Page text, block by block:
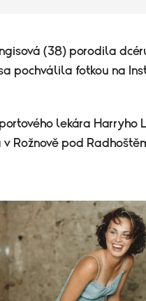
(38) porodila
pochválila fotkou na
lekára Harryho
v Rožnově pod